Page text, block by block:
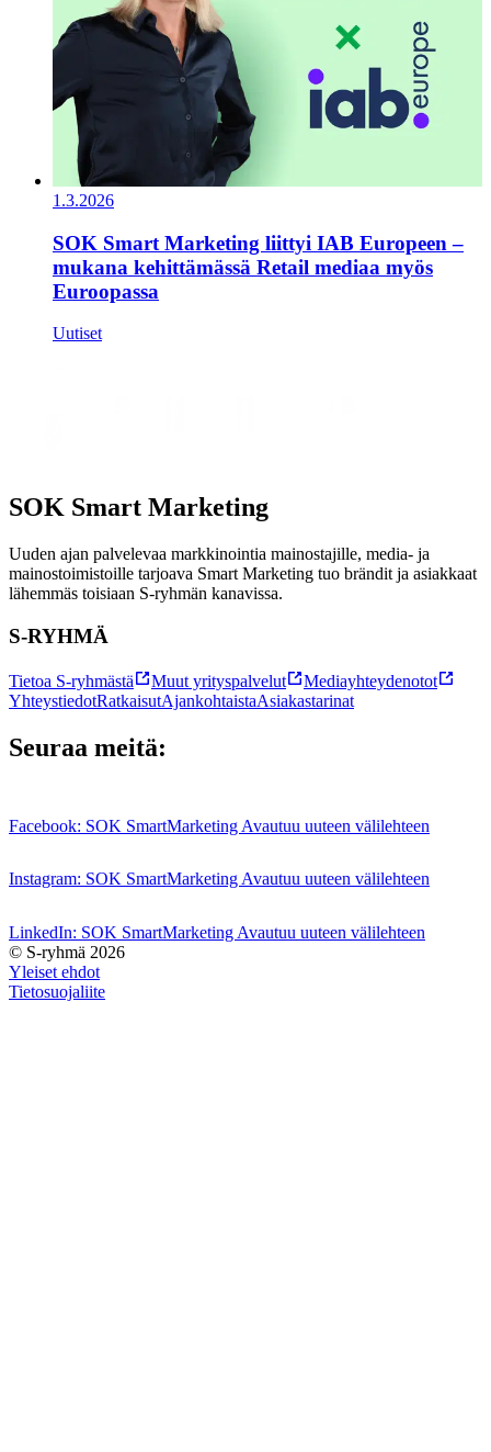
1.3.2026
SOK Smart Marketing liittyi IAB Europeen –
mukana kehittämässä Retail mediaa myös
Euroopassa
Uutiset
SOK Smart Marketing
Uuden ajan palvelevaa markkinointia mainostajille, media- ja
mainostoimistoille tarjoava Smart Marketing tuo brändit ja asiakkaat
lähemmäs toisiaan S-ryhmän kanavissa.
S-RYHMÄ
Tietoa S-ryhmästä Muut yrityspalvelut
Mediayhteydenotot
YhteystiedotRatkaisutAjankohtaistaAsiakastarinat
Seuraa meitä:
Facebook: SOK SmartMarketing Avautuu uuteen välilehteen
Instagram: SOK SmartMarketing Avautuu uuteen välilehteen
LinkedIn: SOK SmartMarketing Avautuu uuteen välilehteen
© S-ryhmä 2026
Yleiset ehdot
Tietosuojaliite